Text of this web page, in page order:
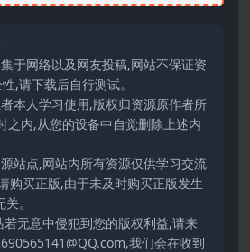
于网络以及网友投稿,网站不保证资
,请下载后自行测试。
本人学习使用,版权归资源原作者所
之内,从您的设备中自觉删除上述内
站点,网站内所有资源仅供学习交流
购买正版,由于未及时购买正版发生
。
无意中侵犯到您的版权利益,请来
我们会在收到